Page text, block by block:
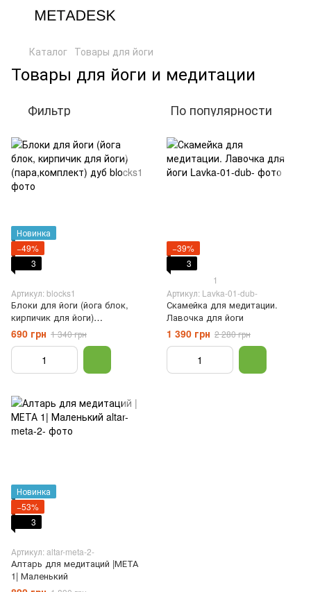
Каталог Товары для йоги
Товары для йоги и медитации
Фильтр По популярности
Новинка
−49%
3
Артикул: blocks1
Блоки для йоги (йога блок,
кирпичик для йоги)
(пара,комплект) дуб
690 грн 1 340 грн
−39%
3
1
Артикул: Lavka-01-dub-
Скамейка для медитации.
Лавочка для йоги
1 390 грн 2 280 грн
Новинка
−53%
3
Артикул: altar-meta-2-
Алтарь для медитаций |МЕТА
1| Маленький